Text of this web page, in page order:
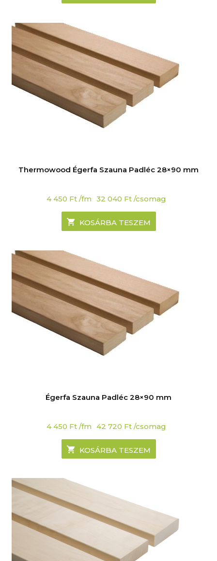
Thermowood Égerfa Szauna Padléc 28×90 mm
4 450 Ft /fm 32 040 Ft /csomag
KOSÁRBA TESZEM
Égerfa Szauna Padléc 28×90 mm
4 450 Ft /fm 42 720 Ft /csomag
KOSÁRBA TESZEM